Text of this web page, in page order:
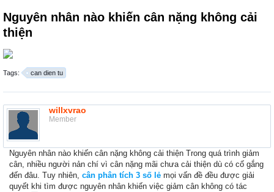
Nguyên nhân nào khiến cân nặng không cải
thiện
Tags: can dien tu
willxvrao
Member
Nguyên nhân nào khiến cân nặng không cải thiện Trong quá trình giảm
cân, nhiều người nản chí vì cân nặng mãi chưa cải thiện dù có cố gắng
đến đâu. Tuy nhiên, cân phân tích 3 số lẻ mọi vấn đề đều được giải
quyết khi tìm được nguyên nhân khiến việc giảm cân không có tác